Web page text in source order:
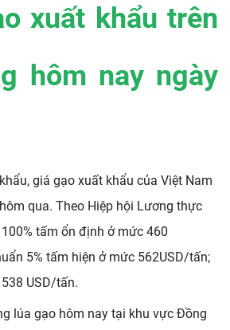
xuất khẩu trên
hôm nay ngày
giá gạo xuất khẩu của Việt Nam
qua. Theo Hiệp hội Lương thực
tấm ổn định ở mức 460
5% tấm hiện ở mức 562USD/tấn;
USD/tấn.
lúa gạo hôm nay tại khu vực Đồng